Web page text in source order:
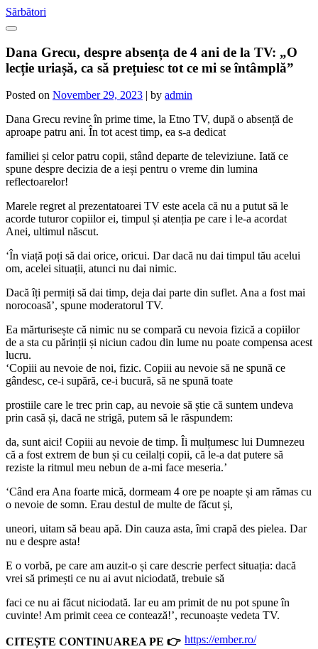
Skip
to
Sărbători
Dana Grecu, despre absența de 4 ani de la TV: „O
lecție uriașă, ca să prețuiesc tot ce mi se întâmplă”
Posted on November 29, 2023 | by admin
Dana Grecu revine în prime time, la Etno TV, după o absență de
aproape patru ani. În tot acest timp, ea s-a dedicat
familiei și celor patru copii, stând departe de televiziune. Iată ce
spune despre decizia de a ieși pentru o vreme din lumina
reflectoarelor!
Marele regret al prezentatoarei TV este acela că nu a putut să le
acorde tuturor copiilor ei, timpul și atenția pe care i le-a acordat
Anei, ultimul născut.
‘În viață poți să dai orice, oricui. Dar dacă nu dai timpul tău acelui
om, acelei situații, atunci nu dai nimic.
Dacă îți permiți să dai timp, deja dai parte din suflet. Ana a fost mai
norocoasă’, spune moderatorul TV.
Ea mărturisește că nimic nu se compară cu nevoia fizică a copiilor
de a sta cu părinții și niciun cadou din lume nu poate compensa acest
lucru.
‘Copiii au nevoie de noi, fizic. Copiii au nevoie să ne spună ce
gândesc, ce-i supără, ce-i bucură, să ne spună toate
prostiile care le trec prin cap, au nevoie să știe că suntem undeva
prin casă și, dacă ne strigă, putem să le răspundem:
da, sunt aici! Copiii au nevoie de timp. Îi mulțumesc lui Dumnezeu
că a fost extrem de bun și cu ceilalți copii, că le-a dat putere să
reziste la ritmul meu nebun de a-mi face meseria.’
‘Când era Ana foarte mică, dormeam 4 ore pe noapte și am rămas cu
o nevoie de somn. Erau destul de multe de făcut și,
uneori, uitam să beau apă. Din cauza asta, îmi crapă des pielea. Dar
nu e despre asta!
E o vorbă, pe care am auzit-o și care descrie perfect situația: dacă
vrei să primești ce nu ai avut niciodată, trebuie să
faci ce nu ai făcut niciodată. Iar eu am primit de nu pot spune în
cuvinte! Am primit ceea ce contează!’, recunoaște vedeta TV.
CITEȘTE CONTINUAREA PE 👉 https://ember.ro/